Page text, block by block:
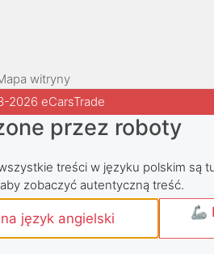
witryny
2026 eCarsTrade
przez roboty
treści w języku polskim są
zobaczyć autentyczną treść.
język angielski 🦾